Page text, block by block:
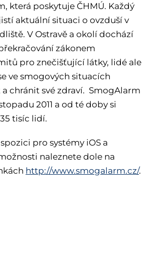
která poskytuje ČHMÚ. Každý
aktuální situaci o ovzduší v
V Ostravě a okolí dochází
zákonem
pro znečišťující látky, lidé ale
ve smogových situacích
a chránit své zdraví. SmogAlarm
2011 a od té doby si
tisíc lidí.
pro systémy iOS a
naleznete dole na
http://www.smogalarm.cz/.